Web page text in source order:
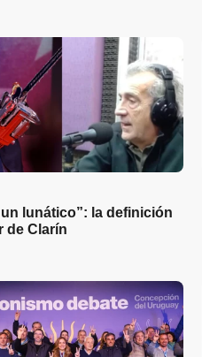
un lunático”: la definición
de Clarín